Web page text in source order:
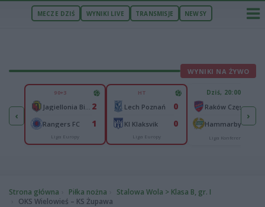
MECZE DZIŚ WYNIKI LIVE TRANSMISJE NEWSY
WYNIKI NA ŻYWO
‹
1
0
90+3
2
Rangers FC 1
Liga Europy
HT
Lech Poznań 0
KI Klaksvik 0
Liga Europy
Dziś, 20:00
Raków Częstochowa
Hammarby IF
Liga Konferencji
›
Strona główna Piłka nożna
Stalowa Wola > Klasa B, gr. I
OKS Wielowieś – KS Żupawa